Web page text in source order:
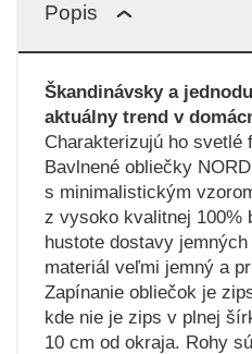
Popis
Škandinávsky a
aktuálny trend v
Charakterizujú ho svetlé
Bavlnené obliečky
s minimalistickým
z vysoko kvalitnej 100%
hustote dostavy
materiál veľmi jemný a
Zapínanie obliečok je
kde nie je zips v plnej
10 cm od okraja. Rohy